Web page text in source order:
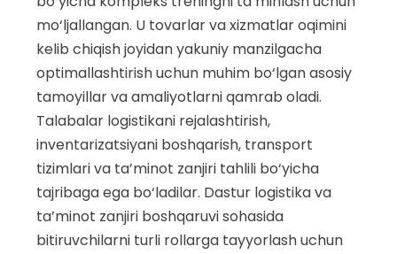
mo‘ljallangan. U tovarlar va xizmatlar oqimini
kelib chiqish joyidan yakuniy manzilgacha
optimallashtirish uchun muhim bo‘lgan asosiy
tamoyillar va amaliyotlarni qamrab oladi.
Talabalar logistikani rejalashtirish,
inventarizatsiyani boshqarish, transport
tizimlari va ta’minot zanjiri tahlili bo‘yicha
tajribaga ega bo‘ladilar. Dastur logistika va
ta’minot zanjiri boshqaruvi sohasida
bitiruvchilarni turli rollarga tayyorlash uchun